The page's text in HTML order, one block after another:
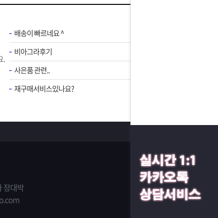
.
배송이 빠르네요 ^
비아그라후기
사은품 관련..
재구매서비스있나요?
장대박